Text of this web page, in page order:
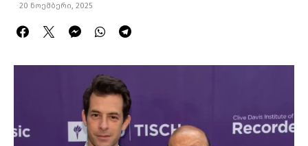
20 ნოემბერი, 2025